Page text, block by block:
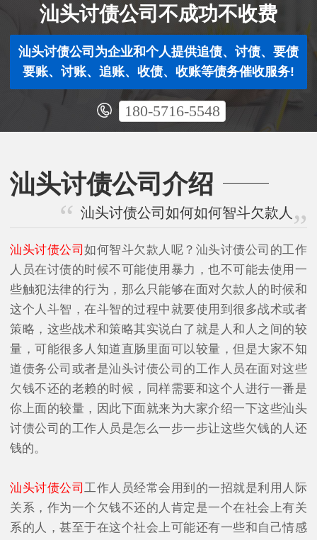
汕头讨债公司不成功不收费
汕头讨债公司为企业和个人提供追债、讨债、要债
要账、讨账、追账、收债、收账等债务催收服务!
180-5716-5548
汕头讨债公司介绍
汕头讨债公司如何如何智斗欠款人
汕头讨债公司如何智斗欠款人呢？汕头讨债公司的工作
人员在讨债的时候不可能使用暴力，也不可能去使用一
些触犯法律的行为，那么只能够在面对欠款人的时候和
这个人斗智，在斗智的过程中就要使用到很多战术或者
策略，这些战术和策略其实说白了就是人和人之间的较
量，可能很多人知道直肠里面可以较量，但是大家不知
道债务公司或者是汕头讨债公司的工作人员在面对这些
欠钱不还的老赖的时候，同样需要和这个人进行一番是
你上面的较量，因此下面就来为大家介绍一下这些汕头
讨债公司的工作人员是怎么一步一步让这些欠钱的人还
钱的。
汕头讨债公司工作人员经常会用到的一招就是利用人际
关系，作为一个欠钱不还的人肯定是一个在社会上有关
系的人，甚至于在这个社会上可能还有一些和自己情感